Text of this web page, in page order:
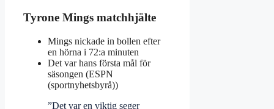
Tyrone Mings matchhjälte
Mings nickade in bollen efter
en hörna i 72:a minuten
Det var hans första mål för
säsongen (ESPN
(sportnyhetsbyrå))
”Det var en viktig seger